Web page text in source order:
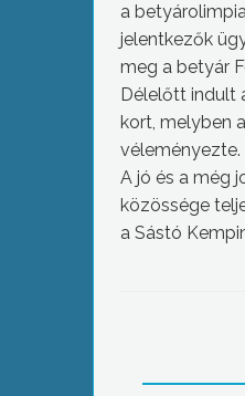
a
jelentkezők
meg a betyár
Délelőtt indult
kort, melyben
véleményezte.
A jó és a még
közössége
a Sástó